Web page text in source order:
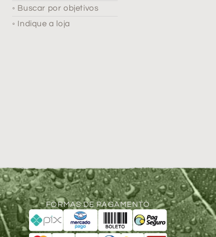
◦ Buscar por objetivos
◦ Indique a loja
FORMAS DE PAGAMENTO